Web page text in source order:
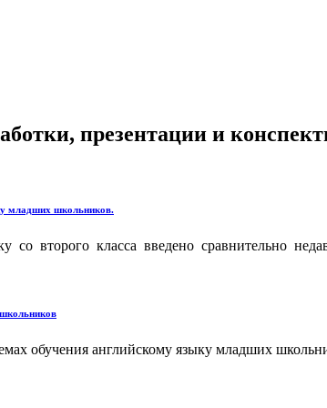
презентации и
младших школьников.
со второго класса введено сравнительно
обучения английскому языку младших